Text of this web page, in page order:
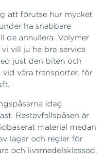
att förutse hur mycket
ha snabbare
de annullera. Volymer
vill ju ha bra service
just den biten och
våra transporter, för
idag
Restavfallspåsen är
material medan
lagar och regler för
och livsmedelsklassad.